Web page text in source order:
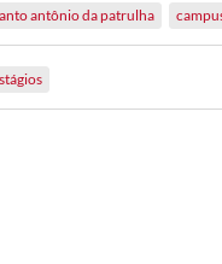
antônio da patrulha